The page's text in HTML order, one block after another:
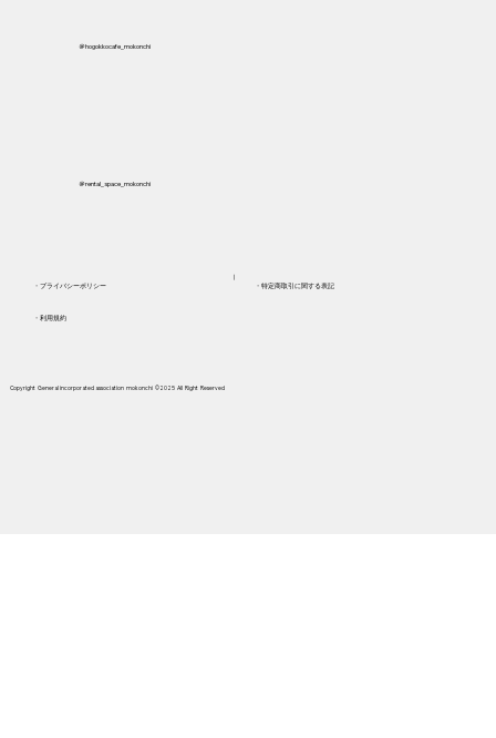
​┃
＠hogokkocafe_mokonchi
​・プライバシーポリシー
＠rental_space_mokonchi
​・特定商取引に関する表記
・利用規約
Copyright General incorporated association mokonchi ©2025 AII Right Reserved